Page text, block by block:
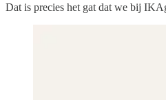
Dat is precies het gat dat we bij